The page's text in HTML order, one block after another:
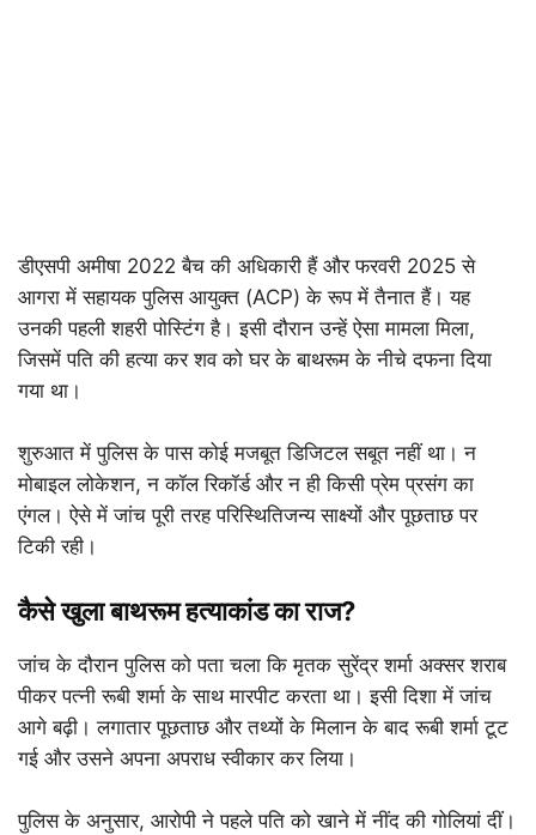
डीएसपी अमीषा 2022 बैच की अधिकारी हैं और फरवरी 2025 से
आगरा में सहायक पुलिस आयुक्त (ACP) के रूप में तैनात हैं। यह
उनकी पहली शहरी पोस्टिंग है। इसी दौरान उन्हें ऐसा मामला मिला,
जिसमें पति की हत्या कर शव को घर के बाथरूम के नीचे दफना दिया
गया था।
शुरुआत में पुलिस के पास कोई मजबूत डिजिटल सबूत नहीं था। न
मोबाइल लोकेशन, न कॉल रिकॉर्ड और न ही किसी प्रेम प्रसंग का
एंगल। ऐसे में जांच पूरी तरह परिस्थितिजन्य साक्ष्यों और पूछताछ पर
टिकी रही।
कैसे खुला बाथरूम हत्याकांड का राज?
जांच के दौरान पुलिस को पता चला कि मृतक सुरेंद्र शर्मा अक्सर शराब
पीकर पत्नी रूबी शर्मा के साथ मारपीट करता था। इसी दिशा में जांच
आगे बढ़ी। लगातार पूछताछ और तथ्यों के मिलान के बाद रूबी शर्मा टूट
गई और उसने अपना अपराध स्वीकार कर लिया।
पुलिस के अनुसार, आरोपी ने पहले पति को खाने में नींद की गोलियां दीं।